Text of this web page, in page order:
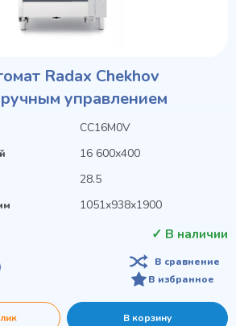
Radax Chekhov
управлением
CC16M0V
16 600х400
28.5
1051х938х1900
✓ В наличии
В сравнение
В избранное
В корзину